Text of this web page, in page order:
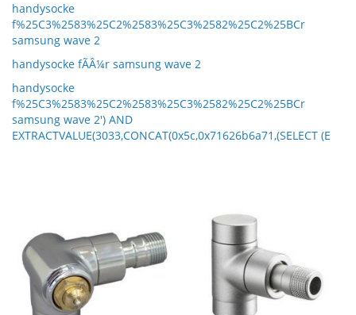
handysocke
f%25C3%2583%25C2%2583%25C3%2582%25C2%25BCr
samsung wave 2
handysocke fÃÂ¼r samsung wave 2
handysocke
f%25C3%2583%25C2%2583%25C3%2582%25C2%25BCr
samsung wave 2') AND
EXTRACTVALUE(3033,CONCAT(0x5c,0x71626b6a71,(SELECT (E